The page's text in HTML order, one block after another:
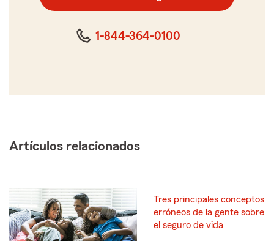
cinco
1-844-364-0100
Artículos relacionados
Tres principales conceptos
erróneos de la gente sobre
el seguro de vida